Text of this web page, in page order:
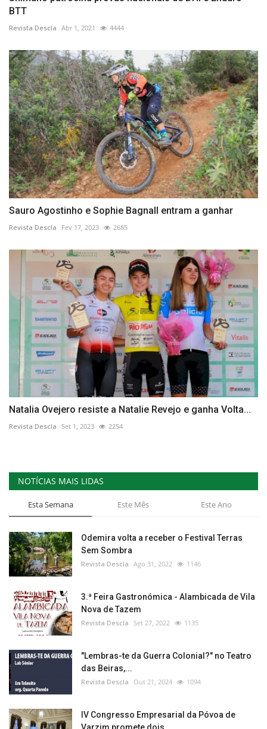
BTT
Revista Descla Abr 1, 2021 4444
Sauro Agostinho e Sophie Bagnall entram a ganhar
Revista Descla Fev 17, 2023 2685
Natalia Ovejero resiste a Natalie Revejo e ganha Volta...
Revista Descla Set 1, 2023 2254
NOTÍCIAS MAIS LIDAS
Esta Semana Este Mês Este Ano
Odemira volta a receber o Festival Terras
Sem Sombra
Revista Descla Ago 31, 2022 1146
3.ª Feira Gastronómica - Alambicada de Vila
Nova de Tazem
Revista Descla Set 27, 2022 1135
"Lembras-te da Guerra Colonial?" no Teatro
das Beiras,...
Revista Descla Out 21, 2024 1094
IV Congresso Empresarial da Póvoa de